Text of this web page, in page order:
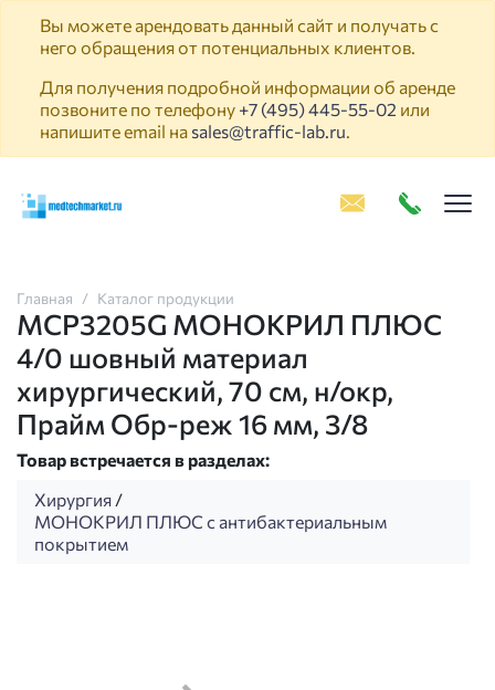
Вы можете арендовать данный сайт и получать с
него обращения от потенциальных клиентов.
Для получения подробной информации об аренде
позвоните по телефону +7 (495) 445-55-02 или
напишите email на sales@traffic-lab.ru.
Главная Каталог продукции
MCP3205G МОНОКРИЛ ПЛЮС
4/0 шовный материал
хирургический, 70 см, н/окр,
Прайм Обр-реж 16 мм, 3/8
Товар встречается в разделах:
Хирургия /
МОНОКРИЛ ПЛЮС с антибактериальным
покрытием